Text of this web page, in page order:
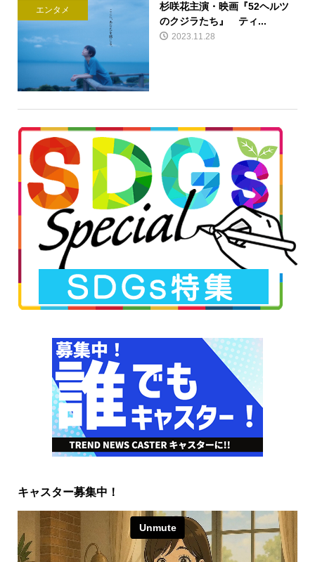
エンタメ
杉咲花主演・映画『52ヘルツ
のクジラたち』 ティ...
2023.11.28
キャスター募集中！